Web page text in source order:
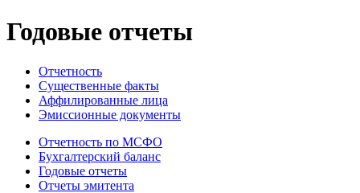
Годовые отчеты
Отчетность
Существенные факты
Аффилированные лица
Эмиссионные документы
Отчетность по МСФО
Бухгалтерский баланс
Годовые отчеты
Отчеты эмитента